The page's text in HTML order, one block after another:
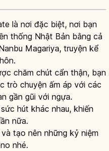
là nơi đặc biệt, nơi bạn
thống Nhật Bản bằng cả
Magariya, truyện kể
chăm chút cẩn thận, bạn
trò chuyện ấm áp với các
gần gũi với ngựa.
hút khác nhau, khiến
nữa.
tạo nên những kỷ niệm
nhé.